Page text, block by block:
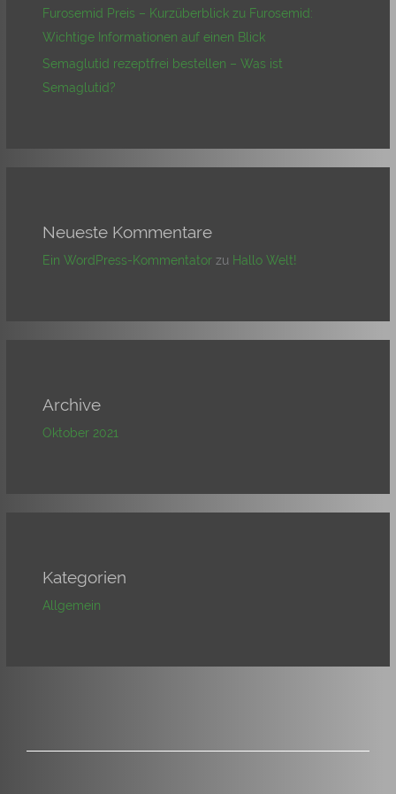
Furosemid Preis – Kurzüberblick zu Furosemid:
Wichtige Informationen auf einen Blick
Semaglutid rezeptfrei bestellen – Was ist
Semaglutid?
Neueste Kommentare
Ein WordPress-Kommentator zu Hallo Welt!
Archive
Oktober 2021
Kategorien
Allgemein